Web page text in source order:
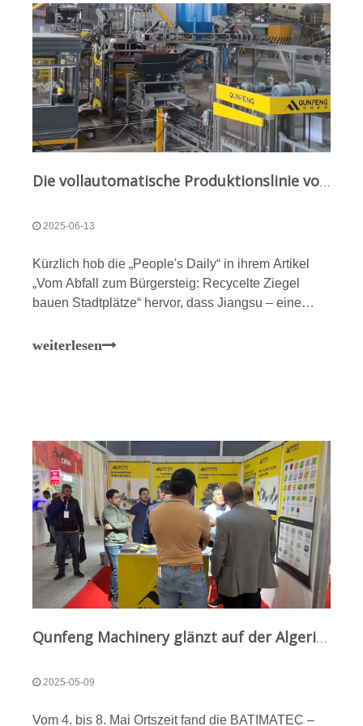
Ressourceneffizienz, sondern schafft durch
fortschrittliche Automatisierung und intelligente
Technologien auch neue
Gewinnwachstumsmöglichkeiten für den Kunden.
2025-06-13
Kürzlich hob die „People's Daily“ in ihrem Artikel
„Vom Abfall zum Bürgersteig: Recycelte Ziegel
bauen Stadtplätze“ hervor, dass Jiangsu – eine
Zuge der Stadterneuerungsbemühungen vor
Recycling fester Abfälle ins Leben gerufen und in
Zusammenarbeit mit Qunfeng Machinery eine Basis
für die Aufbereitung von Bauabfällen aufgebaut.
Diese Zusammenarbeit zielt darauf ab, die
Recyclingquoten für Bauabfälle vor Ort zu steigern
und den umweltfreundlichen, kohlenstoffarmen
städtischen Wandel zu beschleunigen.
weiterlesen
2025-05-09
Vom 4. bis 8. Mai Ortszeit fand die BATIMATEC –